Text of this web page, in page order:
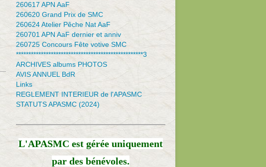
260617 APN AaF
260620 Grand Prix de SMC
260624 Atelier Pêche Nat AaF
260701 APN AaF dernier et anniv
260725 Concours Fête votive SMC
***************************************************3
ARCHIVES albums PHOTOS
AVIS ANNUEL BdR
Links
REGLEMENT INTERIEUR de l'APASMC
STATUTS APASMC (2024)
L'APASMC est gérée uniquement
par des bénévoles.